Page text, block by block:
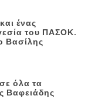
ένας
του ΠΑΣΟΚ.
Βασίλης
όλα τα
Βαφειάδης